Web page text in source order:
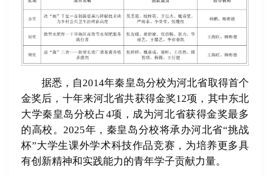
据悉，自2014年秦皇岛分校为河北省取得首个
金奖后，十年来河北省共获得金奖12项，其中东北
大学秦皇岛分校占4项，成为河北省获得金奖最多
的高校。2025年，秦皇岛分校将承办河北省“挑战
杯”大学生课外学术科技作品竞赛，为培养更多具
有创新精神和实践能力的青年学子贡献力量。